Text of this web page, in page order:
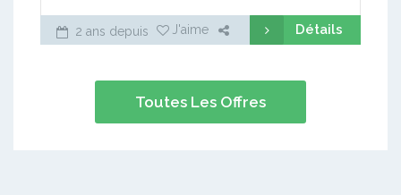
2 ans depuis J'aime Détails
Toutes Les Offres